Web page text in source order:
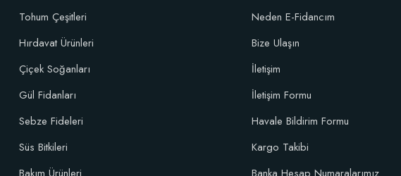
Organik Gübreli Özel Karışım Genel Kullanım Torf Kokopit Pomza Karışımı Toprak 45 Litre
600,37 TL
Tohum Çeşitleri
Hırdavat Ürünleri
Çiçek Soğanları
Gül Fidanları
Sebze Fideleri
Süs Bitkileri
Neden E-Fidancım
Bize Ulaşın
İletişim
İletişim Formu
Havale Bildirim Formu
Kargo Takibi